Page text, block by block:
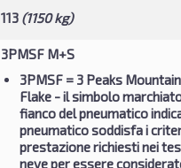
113 (1150 kg)
3PMSF M+S
3PMSF = 3 Peaks
Flake - il simbolo
fianco del pneumatico
pneumatico soddisfa i
prestazione richiesti nei
neve per essere